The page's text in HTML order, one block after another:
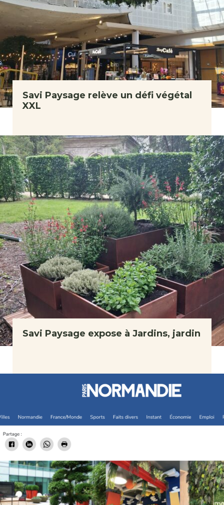
Savi Paysage relève un défi végétal
XXL
Savi Paysage expose à Jardins, jardin